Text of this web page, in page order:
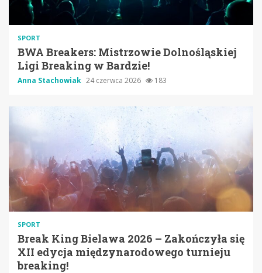
SPORT
BWA Breakers: Mistrzowie Dolnośląskiej
Ligi Breaking w Bardzie!
Anna Stachowiak 24 czerwca 2026 183
SPORT
Break King Bielawa 2026 – Zakończyła się
XII edycja międzynarodowego turnieju
breaking!